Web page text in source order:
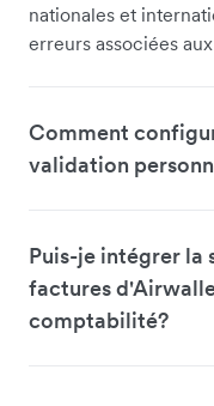
nationales et
erreurs associées
Comment
validation
Puis-je intégrer la
factures
comptabilité?